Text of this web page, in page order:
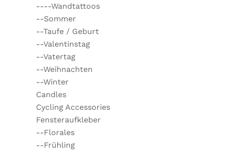
----Wandtattoos
--Sommer
--Taufe / Geburt
--Valentinstag
--Vatertag
--Weihnachten
--Winter
Candles
Cycling Accessories
Fensteraufkleber
--Florales
--Frühling